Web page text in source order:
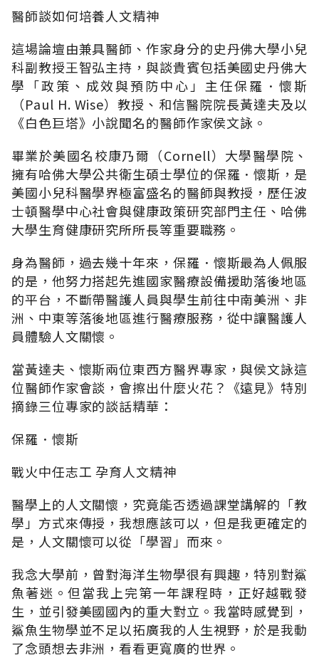
醫師談如何培養人文精神
這場論壇由兼具醫師、作家身分的史丹佛大學小兒
科副教授王智弘主持，與談貴賓包括美國史丹佛大
學「政策、成效與預防中心」主任保羅．懷斯
（Paul H. Wise）教授、和信醫院院長黃達夫及以
《白色巨塔》小說聞名的醫師作家侯文詠。
畢業於美國名校康乃爾（Cornell）大學醫學院、
擁有哈佛大學公共衛生碩士學位的保羅．懷斯，是
美國小兒科醫學界極富盛名的醫師與教授，歷任波
士頓醫學中心社會與健康政策研究部門主任、哈佛
大學生育健康研究所所長等重要職務。
身為醫師，過去幾十年來，保羅．懷斯最為人佩服
的是，他努力搭起先進國家醫療設備援助落後地區
的平台，不斷帶醫護人員與學生前往中南美洲、非
洲、中東等落後地區進行醫療服務，從中讓醫護人
員體驗人文關懷。
當黃達夫、懷斯兩位東西方醫界專家，與侯文詠這
位醫師作家會談，會擦出什麼火花？《遠見》特別
摘錄三位專家的談話精華：
保羅．懷斯
戰火中任志工 孕育人文精神
醫學上的人文關懷，究竟能否透過課堂講解的「教
學」方式來傳授，我想應該可以，但是我更確定的
是，人文關懷可以從「學習」而來。
我念大學前，曾對海洋生物學很有興趣，特別對鯊
魚著迷。但當我上完第一年課程時，正好越戰發
生，並引發美國國內的重大對立。我當時感覺到，
鯊魚生物學並不足以拓廣我的人生視野，於是我動
了念頭想去非洲，看看更寬廣的世界。